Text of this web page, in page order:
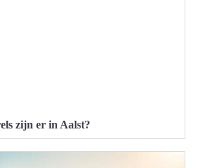
zijn er in Aalst?